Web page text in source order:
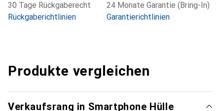
30 Tage Rückgaberecht
Rückgaberichtlinien
24 Monate Garantie (Bring-In)
Garantierichtlinien
Produkte vergleichen
Verkaufsrang in Smartphone Hülle